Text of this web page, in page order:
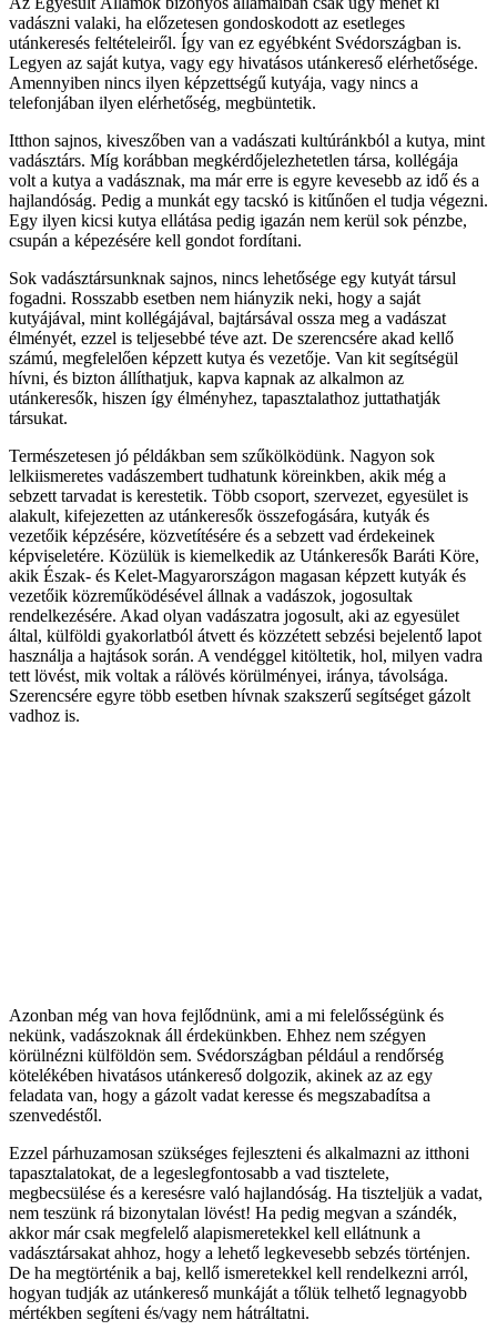
vadászni valaki, ha előzetesen gondoskodott az esetleges
utánkeresés feltételeiről. Így van ez egyébként Svédországban is.
Legyen az saját kutya, vagy egy hivatásos utánkereső elérhetősége.
Amennyiben nincs ilyen képzettségű kutyája, vagy nincs a
telefonjában ilyen elérhetőség, megbüntetik.
Itthon sajnos, kiveszőben van a vadászati kultúránkból a kutya, mint
vadásztárs. Míg korábban megkérdőjelezhetetlen társa, kollégája
volt a kutya a vadásznak, ma már erre is egyre kevesebb az idő és a
hajlandóság. Pedig a munkát egy tacskó is kitűnően el tudja végezni.
Egy ilyen kicsi kutya ellátása pedig igazán nem kerül sok pénzbe,
csupán a képezésére kell gondot fordítani.
Sok vadásztársunknak sajnos, nincs lehetősége egy kutyát társul
fogadni. Rosszabb esetben nem hiányzik neki, hogy a saját
kutyájával, mint kollégájával, bajtársával ossza meg a vadászat
élményét, ezzel is teljesebbé téve azt. De szerencsére akad kellő
számú, megfelelően képzett kutya és vezetője. Van kit segítségül
hívni, és bizton állíthatjuk, kapva kapnak az alkalmon az
utánkeresők, hiszen így élményhez, tapasztalathoz juttathatják
társukat.
Természetesen jó példákban sem szűkölködünk. Nagyon sok
lelkiismeretes vadászembert tudhatunk köreinkben, akik még a
sebzett tarvadat is kerestetik. Több csoport, szervezet, egyesület is
alakult, kifejezetten az utánkeresők összefogására, kutyák és
vezetőik képzésére, közvetítésére és a sebzett vad érdekeinek
képviseletére. Közülük is kiemelkedik az Utánkeresők Baráti Köre,
akik Észak- és Kelet-Magyarországon magasan képzett kutyák és
vezetőik közreműködésével állnak a vadászok, jogosultak
rendelkezésére. Akad olyan vadászatra jogosult, aki az egyesület
által, külföldi gyakorlatból átvett és közzétett sebzési bejelentő lapot
használja a hajtások során. A vendéggel kitöltetik, hol, milyen vadra
tett lövést, mik voltak a rálövés körülményei, iránya, távolsága.
Szerencsére egyre több esetben hívnak szakszerű segítséget gázolt
vadhoz is.
Azonban még van hova fejlődnünk, ami a mi felelősségünk és
nekünk, vadászoknak áll érdekünkben. Ehhez nem szégyen
körülnézni külföldön sem. Svédországban például a rendőrség
kötelékében hivatásos utánkereső dolgozik, akinek az az egy
feladata van, hogy a gázolt vadat keresse és megszabadítsa a
szenvedéstől.
Ezzel párhuzamosan szükséges fejleszteni és alkalmazni az itthoni
tapasztalatokat, de a legeslegfontosabb a vad tisztelete,
megbecsülése és a keresésre való hajlandóság. Ha tiszteljük a vadat,
nem teszünk rá bizonytalan lövést! Ha pedig megvan a szándék,
akkor már csak megfelelő alapismeretekkel kell ellátnunk a
vadásztársakat ahhoz, hogy a lehető legkevesebb sebzés történjen.
De ha megtörténik a baj, kellő ismeretekkel kell rendelkezni arról,
hogyan tudják az utánkereső munkáját a tőlük telhető legnagyobb
mértékben segíteni és/vagy nem hátráltatni.